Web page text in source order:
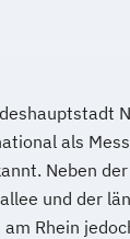
als
Neben der
und der
Rhein